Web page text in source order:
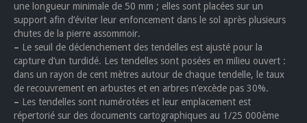
une longueur minimale de 50 mm ; elles sont placées sur un
support afin d’éviter leur enfoncement dans le sol après plusieurs
chutes de la pierre assommoir.
– Le seuil de déclenchement des tendelles est ajusté pour la
capture d’un turdidé. Les tendelles sont posées en milieu ouvert :
dans un rayon de cent mètres autour de chaque tendelle, le taux
de recouvrement en arbustes et en arbres n’excède pas 30%.
– Les tendelles sont numérotées et leur emplacement est
répertorié sur des documents cartographiques au 1/25 000ème